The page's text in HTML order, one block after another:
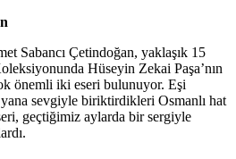
Sabancı Çetindoğan, yaklaşık 15
Hüseyin Zekai Paşa’nın
önemli iki eseri bulunuyor. Eşi
sevgiyle biriktirdikleri Osmanlı hat
geçtiğimiz aylarda bir sergiyle